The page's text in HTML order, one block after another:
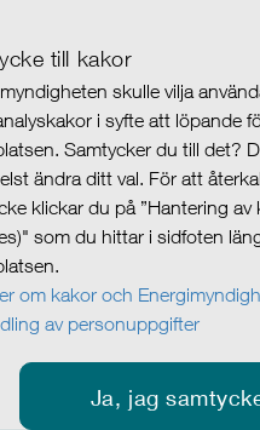
till kakor
skulle vilja
i syfte att löpande
Samtycker du till det?
ändra ditt val. För att
klickar du på ”Hantering av
som du hittar i sidfoten
om kakor och
av personuppgifter
Ja, jag